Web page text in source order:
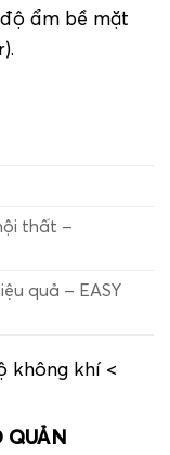
ẩm bề mặt
thất –
quả – EASY
không khí <
QUẢN